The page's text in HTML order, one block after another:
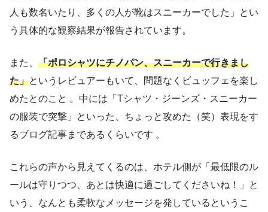
人も数名いたり、多くの人が靴はスニーカーでした」とい
う具体的な観察結果が報告されています。
また、 「ポロシャツにチノパン、スニーカーで行きまし
た」というレビュアーもいて、問題なくビュッフェを楽し
めたとのこと 。中には「Tシャツ・ジーンズ・スニーカー
の服装で突撃」といった、ちょっと攻めた（笑）表現をす
るブログ記事まであるくらいです 。
これらの声から見えてくるのは、ホテル側が「最低限のル
ールは守りつつ、あとは快適に過ごしてくださいね！」と
いう、なんとも柔軟なメッセージを発しているというこ